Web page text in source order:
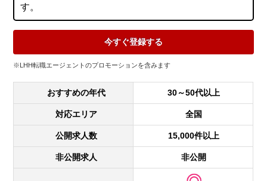
す。
今すぐ登録する
※LHH転職エージェントのプロモーションを含みます
おすすめの年代 30～50代以上
対応エリア 全国
公開求人数 15,000件以上
非公開求人 非公開